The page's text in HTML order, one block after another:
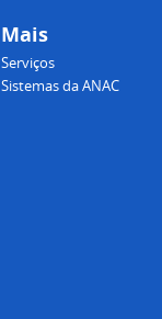
Mais
Serviços
Sistemas da ANAC